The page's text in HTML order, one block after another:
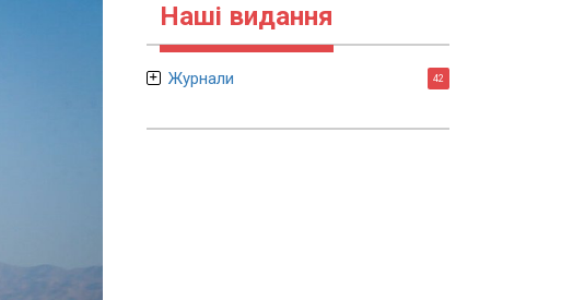
Наші видання
Журнали 42